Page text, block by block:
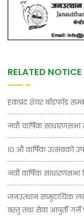
RELATED NOTICE
हकप्रद शेयर बाँडफाँड
नवौं वार्षिक
१० औं वार्षिक उत्सवको
नवौ वार्षिक
जनउत्थान सामुदायिक
बस्तु तथा सेवा आपुर्ती